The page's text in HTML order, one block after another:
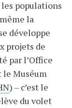
populations
la
développe
projets de
par l’Office
le Muséum
) – c’est le
du volet